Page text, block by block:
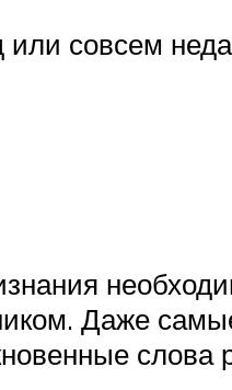
или совсем
Даже